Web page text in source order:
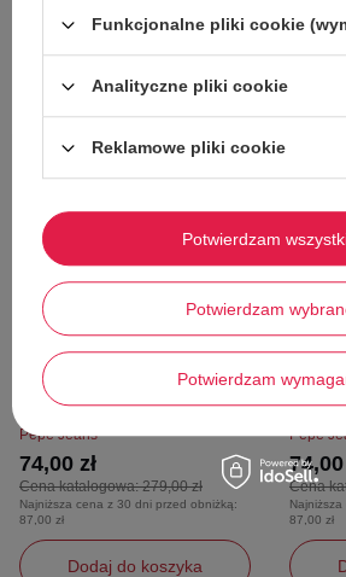
XS M XS
W PROMOCJI
Body damskie Pepe Jeans Dua
Lipa Katie przeźroczyste czarne
Pepe Jeans
Cena katalogowa:279,00 zł
74,00 zł
Najniższa cena z 30 dni przed obniżką:
87,00 zł
Dodaj do koszyka
W
Body
Lipa
Pepe
Cena
74,00
87,00 zł
Funkcjonalne pliki cookie
Analityczne pliki cookie
Reklamowe pliki cookie
Potwierdzam
Potwierdzam
Potwierdzam